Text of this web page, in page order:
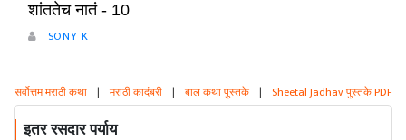
शांततेच नातं - 10
SONY K
सर्वोत्तम मराठी कथा | मराठी कादंबरी | बाल कथा पुस्तके | Sheetal Jadhav पुस्तके PDF
इतर रसदार पर्याय